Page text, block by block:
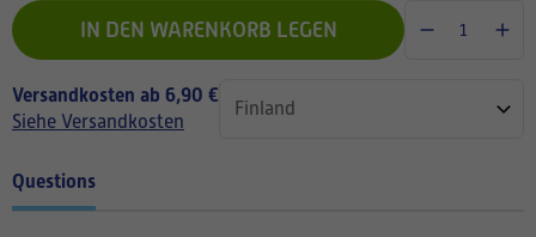
IN DEN WARENKORB LEGEN
Versandkosten ab 6,90 €
Siehe Versandkosten
Questions